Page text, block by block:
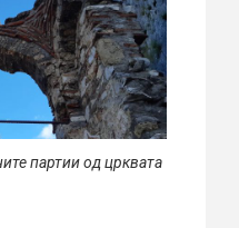
партии од црквата